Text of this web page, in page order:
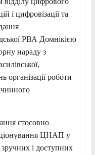
і цифровізації та
РВА Домнікією
нараду з
організації роботи
стосовно
ЦНАП у
і доступних